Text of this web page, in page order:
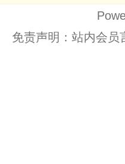
免责声明：站内会员